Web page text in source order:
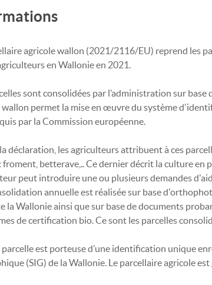
agricole wallon (2021/2116/EU) reprend les
en Wallonie en 2021.
sont consolidées par l’administration sur base
permet la mise en œuvre du système
par la Commission européenne.
déclaration, les agriculteurs attribuent à ces
betterave,.. Ce dernier décrit la culture en
peut introduire une ou plusieurs demandes
annuelle est réalisée sur base
la Wallonie ainsi que sur base de documents
de certification bio. Ce sont les parcelles
parcelle est porteuse d’une identification unique
(SIG) de la Wallonie. Le parcellaire agricole